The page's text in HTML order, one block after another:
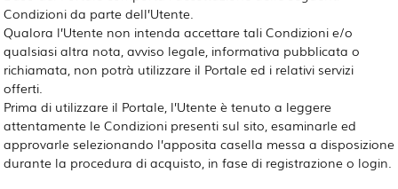
Condizioni da parte dell’Utente.
Qualora l’Utente non intenda accettare tali Condizioni e/o
qualsiasi altra nota, avviso legale, informativa pubblicata o
richiamata, non potrà utilizzare il Portale ed i relativi servizi
offerti.
Prima di utilizzare il Portale, l’Utente è tenuto a leggere
attentamente le Condizioni presenti sul sito, esaminarle ed
approvarle selezionando l’apposita casella messa a disposizione
durante la procedura di acquisto, in fase di registrazione o login.